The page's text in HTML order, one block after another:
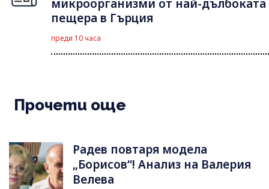
микроорганизми от най-дълбоката
пещера в Гърция
преди 10 часа
Прочети още
Радев повтаря модела
„Борисов“! Анализ на Валерия
Велева